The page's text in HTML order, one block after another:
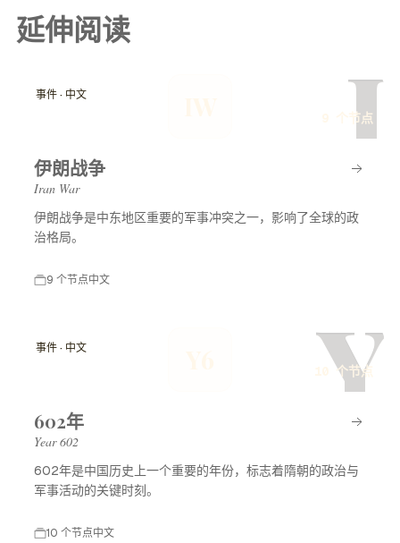
延伸阅读
I
事件 · 中文
9 个节点
伊朗战争
Iran War
伊朗战争是中东地区重要的军事冲突之一，影响了全球的政
治格局。
9 个节点中文
Y
事件 · 中文
10 个节点
602年
Year 602
602年是中国历史上一个重要的年份，标志着隋朝的政治与
军事活动的关键时刻。
10 个节点中文